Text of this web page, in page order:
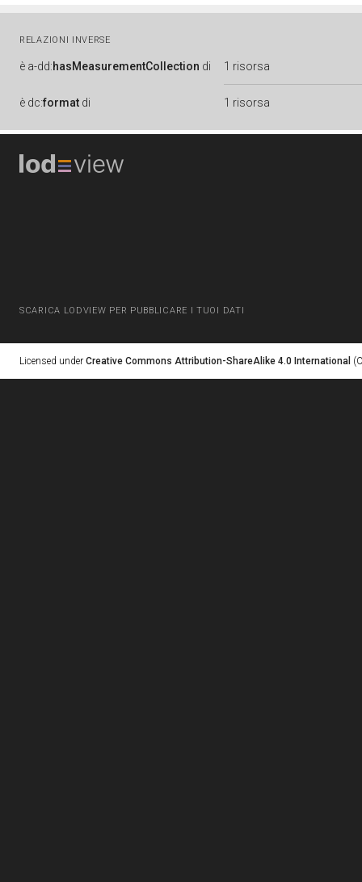
RELAZIONI INVERSE
è a-dd:hasMeasurementCollection di 1 risorsa
è dc:format di 1 risorsa
SCARICA LODVIEW PER PUBBLICARE I TUOI DATI
Licensed under Creative Commons Attribution-ShareAlike 4.0 International